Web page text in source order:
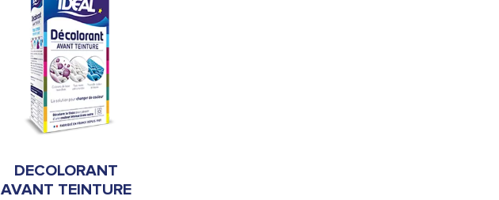
DECOLORANT
AVANT TEINTURE